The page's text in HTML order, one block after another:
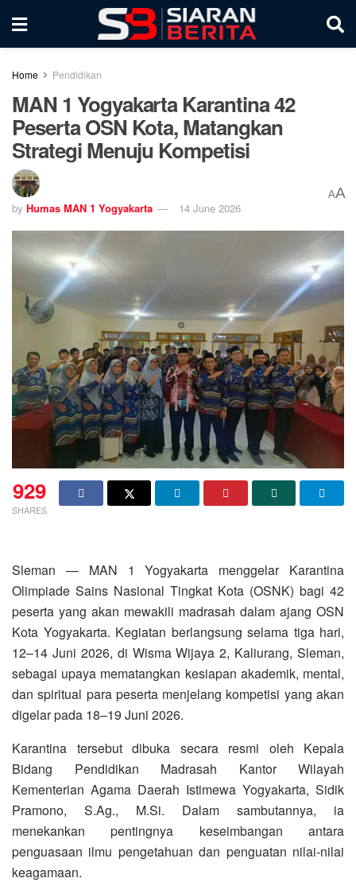
Home Pendidikan
MAN 1 Yogyakarta Karantina 42
Peserta OSN Kota, Matangkan
Strategi Menuju Kompetisi
by Humas MAN 1 Yogyakarta 14 June 2026
AA
929
SHARES
Sleman — MAN 1 Yogyakarta menggelar Karantina
Olimpiade Sains Nasional Tingkat Kota (OSNK) bagi 42
peserta yang akan mewakili madrasah dalam ajang OSN
Kota Yogyakarta. Kegiatan berlangsung selama tiga hari,
12–14 Juni 2026, di Wisma Wijaya 2, Kaliurang, Sleman,
sebagai upaya mematangkan kesiapan akademik, mental,
dan spiritual para peserta menjelang kompetisi yang akan
digelar pada 18–19 Juni 2026.
Karantina tersebut dibuka secara resmi oleh Kepala
Bidang Pendidikan Madrasah Kantor Wilayah
Kementerian Agama Daerah Istimewa Yogyakarta, Sidik
Pramono, S.Ag., M.Si. Dalam sambutannya, ia
menekankan pentingnya keseimbangan antara
penguasaan ilmu pengetahuan dan penguatan nilai-nilai
keagamaan.